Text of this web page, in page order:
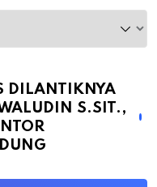
DILANTIKNYA
S.SIT.,